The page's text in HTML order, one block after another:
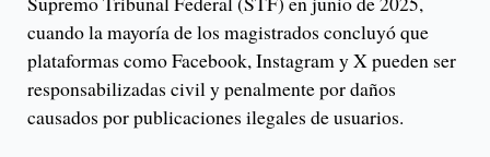
cuando la mayoría de los magistrados concluyó que
plataformas como Facebook, Instagram y X pueden ser
responsabilizadas civil y penalmente por daños
causados por publicaciones ilegales de usuarios.